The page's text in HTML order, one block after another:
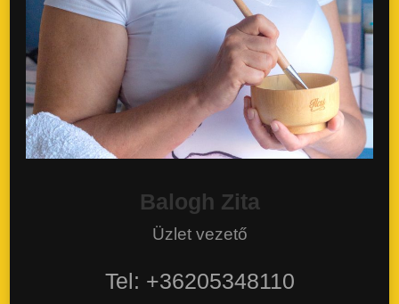
Balogh Zita
Üzlet vezető
Tel: +36205348110